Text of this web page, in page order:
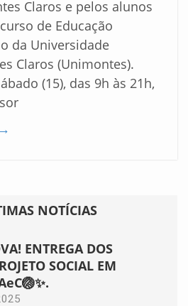
Claros e pelos alunos
de Educação
da Universidade
Claros (Unimontes).
(15), das 9h às 21h,
NOTÍCIAS
ENTREGA DOS
SOCIAL EM